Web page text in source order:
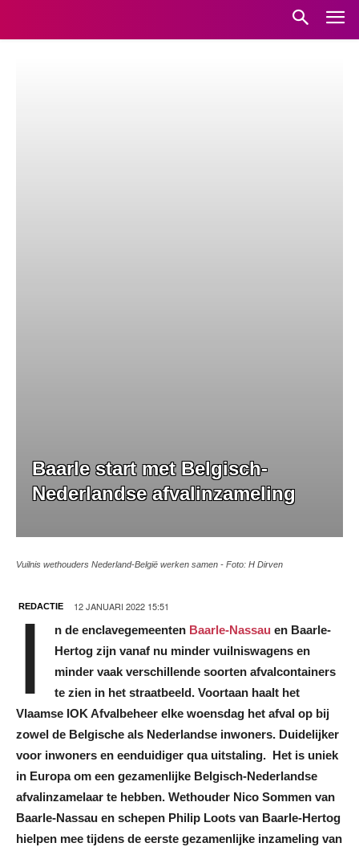
Baarle start met Belgisch-
Nederlandse afvalinzameling
Vuilnis wethouders Nederland-België werken samen - Foto: H Dirven
REDACTIE 12 JANUARI 2022 15:51
I n de enclavegemeenten Baarle-Nassau en Baarle-
Hertog zijn vanaf nu minder vuilniswagens en
minder vaak verschillende soorten afvalcontainers
te zien in het straatbeeld. Voortaan haalt het
Vlaamse IOK Afvalbeheer elke woensdag het afval op bij
zowel de Belgische als Nederlandse inwoners. Duidelijker
voor inwoners en eenduidiger qua uitstaling. Het is uniek
in Europa om een gezamenlijke Belgisch-Nederlandse
afvalinzamelaar te hebben. Wethouder Nico Sommen van
Baarle-Nassau en schepen Philip Loots van Baarle-Hertog
hielpen mee tijdens de eerste gezamenlijke inzameling van